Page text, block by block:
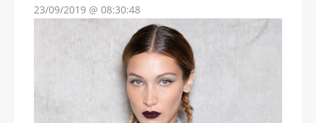
23/09/2019 @ 08:30:48